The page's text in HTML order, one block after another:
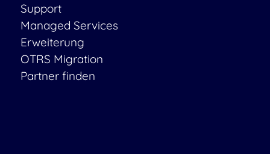
Support
Managed Services
Erweiterung
OTRS Migration
Partner finden